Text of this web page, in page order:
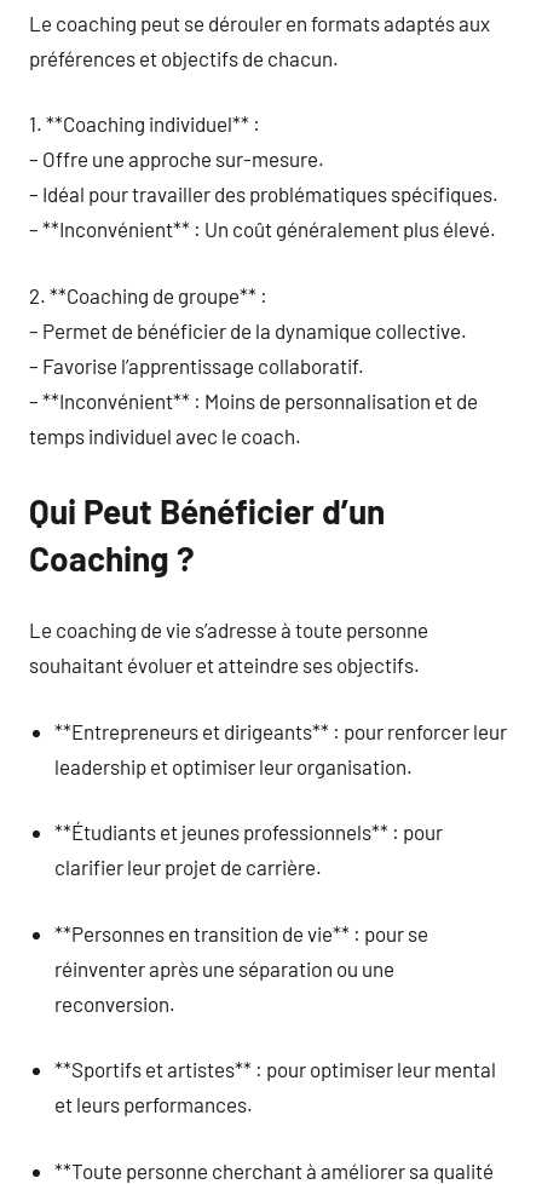
Le coaching peut se dérouler en formats adaptés aux
préférences et objectifs de chacun.
1. **Coaching individuel** :
– Offre une approche sur-mesure.
– Idéal pour travailler des problématiques spécifiques.
– **Inconvénient** : Un coût généralement plus élevé.
2. **Coaching de groupe** :
– Permet de bénéficier de la dynamique collective.
– Favorise l’apprentissage collaboratif.
– **Inconvénient** : Moins de personnalisation et de
temps individuel avec le coach.
Qui Peut Bénéficier d’un
Coaching ?
Le coaching de vie s’adresse à toute personne
souhaitant évoluer et atteindre ses objectifs.
**Entrepreneurs et dirigeants** : pour renforcer leur
leadership et optimiser leur organisation.
**Étudiants et jeunes professionnels** : pour
clarifier leur projet de carrière.
**Personnes en transition de vie** : pour se
réinventer après une séparation ou une
reconversion.
**Sportifs et artistes** : pour optimiser leur mental
et leurs performances.
**Toute personne cherchant à améliorer sa qualité